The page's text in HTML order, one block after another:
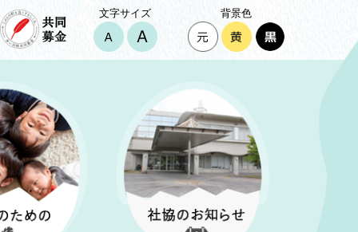
文字サイズ 背景色